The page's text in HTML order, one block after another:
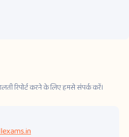
रिपोर्ट करने के लिए हमसे संपर्क करें।